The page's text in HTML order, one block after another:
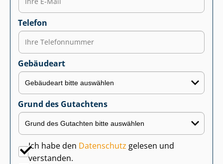
Telefon
Gebäudeart
Grund des Gutachtens
Ich habe den Datenschutz gelesen und
verstanden.